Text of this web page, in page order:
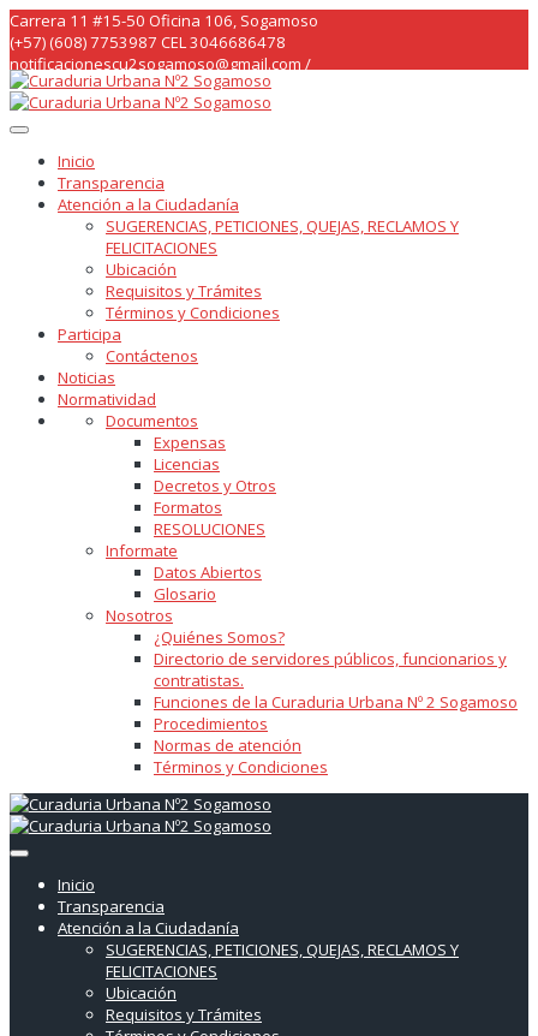
Skip
to
content
Carrera 11 #15-50 Oficina 106, Sogamoso
(+57) (608) 7753987 CEL 3046686478
notificacionescu2sogamoso@gmail.com /
curaduria2sogamoso@gmail.com /
Inicio
Transparencia
Atención a la Ciudadanía
SUGERENCIAS, PETICIONES, QUEJAS, RECLAMOS Y
FELICITACIONES
Ubicación
Requisitos y Trámites
Términos y Condiciones
Participa
Contáctenos
Noticias
Normatividad
Documentos
Expensas
Licencias
Decretos y Otros
Formatos
RESOLUCIONES
Informate
Datos Abiertos
Glosario
Nosotros
¿Quiénes Somos?
Directorio de servidores públicos, funcionarios y
contratistas.
Funciones de la Curaduria Urbana Nº 2 Sogamoso
Procedimientos
Normas de atención
Términos y Condiciones
Inicio
Transparencia
Atención a la Ciudadanía
SUGERENCIAS, PETICIONES, QUEJAS, RECLAMOS Y
FELICITACIONES
Ubicación
Requisitos y Trámites